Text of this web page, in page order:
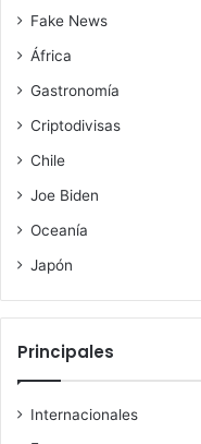
Fake News
África
Gastronomía
Criptodivisas
Chile
Joe Biden
Oceanía
Japón
Principales
Internacionales